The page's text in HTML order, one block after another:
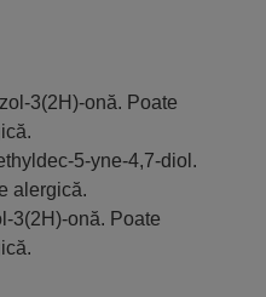
3(2H)-onă. Poate
5-yne-4,7-diol.
alergică.
3(2H)-onă. Poate